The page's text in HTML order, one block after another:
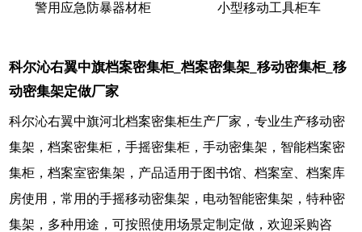
警用应急防暴器材柜 小型移动工具柜车
科尔沁右翼中旗档案密集柜_档案密集架_移动密集柜_移
动密集架定做厂家
科尔沁右翼中旗河北档案密集柜生产厂家，专业生产移动密
集架，档案密集柜，手摇密集柜，手动密集架，智能档案密
集柜，档案室密集架，产品适用于图书馆、档案室、档案库
房使用，常用的手摇移动密集架，电动智能密集架，特种密
集架，多种用途，可按照使用场景定制定做，欢迎采购咨